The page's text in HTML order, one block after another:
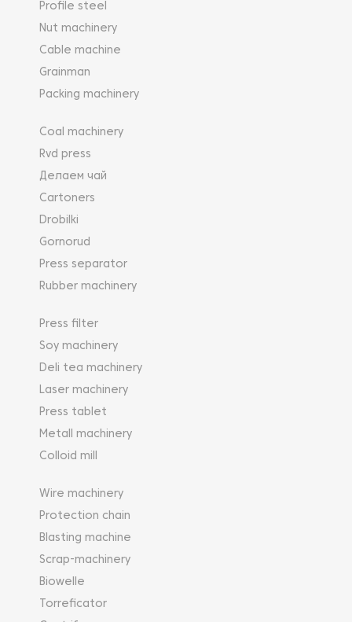
Profile steel
Nut machinery
Cable machine
Grainman
Packing machinery
Coal machinery
Rvd press
Делаем чай
Cartoners
Drobilki
Gornorud
Press separator
Rubber machinery
Press filter
Soy machinery
Deli tea machinery
Laser machinery
Press tablet
Metall machinery
Colloid mill
Wire machinery
Protection chain
Blasting machine
Scrap-machinery
Biowelle
Torreficator